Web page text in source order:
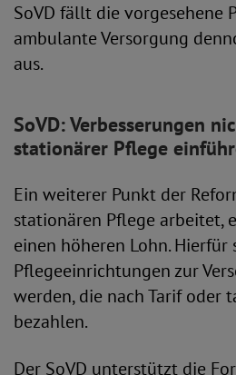
SoVD fällt die vorgesehene
ambulante Versorgung
aus.
SoVD: Verbesserungen
stationärer Pflege
Ein weiterer Punkt der
stationären Pflege arbeitet,
einen höheren Lohn.
Pflegeeinrichtungen zur
werden, die nach Tarif oder
bezahlen.
Der SoVD unterstützt die